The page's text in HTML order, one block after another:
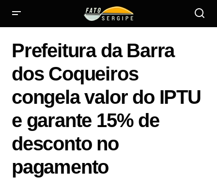
Prefeitura da Barra
dos Coqueiros
congela valor do IPTU
e garante 15% de
desconto no
pagamento